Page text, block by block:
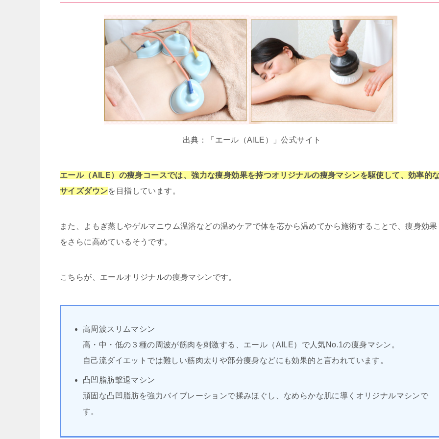
出典：「エール（AILE）」公式サイト
エール（AILE）の痩身コースでは、強力な痩身効果を持つオリジナルの痩身マシンを駆使して、効率的
サイズダウンを目指しています。
また、よもぎ蒸しやゲルマニウム温浴などの温めケアで体を芯から温めてから施術することで、痩身効果
をさらに高めているそうです。
こちらが、エールオリジナルの痩身マシンです。
高周波スリムマシン
高・中・低の３種の周波が筋肉を刺激する、エール（AILE）で人気No.1の痩身マシン。
自己流ダイエットでは難しい筋肉太りや部分痩身などにも効果的と言われています。
凸凹脂肪撃退マシン
頑固な凸凹脂肪を強力バイブレーションで揉みほぐし、なめらかな肌に導くオリジナルマシンで
す。